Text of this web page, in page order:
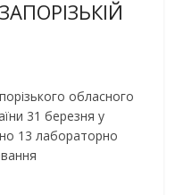
обласного
31 березня у
13 лабораторно